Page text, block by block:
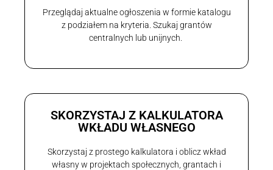
Przeglądaj aktualne ogłoszenia w formie katalogu
z podziałem na kryteria. Szukaj grantów
centralnych lub unijnych.
SKORZYSTAJ Z KALKULATORA
WKŁADU WŁASNEGO
Skorzystaj z prostego kalkulatora i oblicz wkład
własny w projektach społecznych, grantach i